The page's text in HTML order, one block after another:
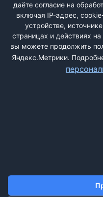
Быстрая регистрация
ПОЛИТИКА
даёте согласие на
включая IP-адрес,
устройстве,
страницах и действиях
вы можете продолжить
Яндекс.Метрики.